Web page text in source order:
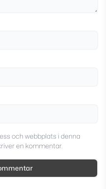
och webbplats i denna
en kommentar.